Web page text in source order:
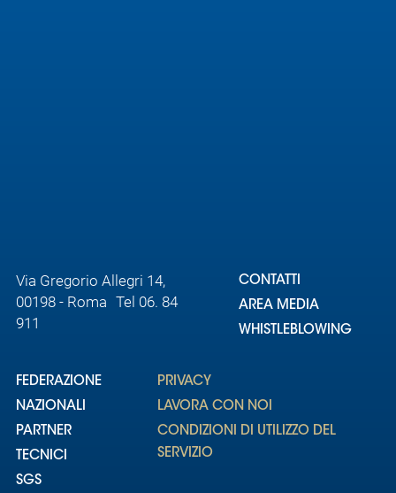
Social media
Via Gregorio Allegri 14,
00198 - Roma Tel 06. 84
911
CONTATTI
AREA MEDIA
WHISTLEBLOWING
FEDERAZIONE
NAZIONALI
PARTNER
TECNICI
SGS
PRIVACY
LAVORA CON NOI
CONDIZIONI DI UTILIZZO DEL
SERVIZIO